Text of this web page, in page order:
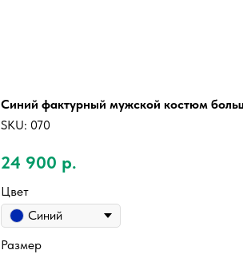
Синий фактурный мужской костюм
SKU: 070
24 900 р.
Цвет
Синий
Размер